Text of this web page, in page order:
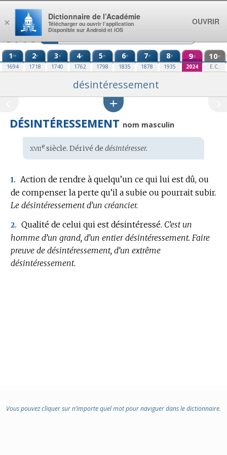
Aller au contenu
1re
1694
2e
1718
3e
1740
4e
1762
5e
1798
6e
1835
7e
1878
8e
1935
9e
2024
10e
E.C.
désintéressement
DÉSINTÉRESSEMENT nom masculin
Étymologie
:
xviiesiècle. Dérivé de désintéresser.
1.
Action de rendre à quelqu’un ce qui lui est dû, ou
de compenser la perte qu’il a subie ou pourrait subir.
Le désintéressement d’un créancier.
2. Qualité de celui qui est désintéressé. C’est un
homme d’un grand, d’un entier désintéressement. Faire
preuve de désintéressement, d’un extrême
désintéressement.
Vous pouvez cliquer sur n’importe quel mot pour naviguer dans le dictionnaire.
×
Dictionnaire de l’Académie
Télécharger ou ouvrir l’application
Disponible sur Android et iOS
OUVRIR